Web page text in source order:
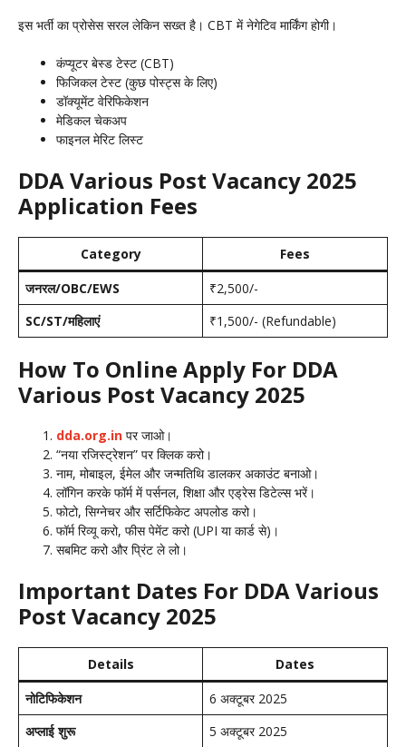
इस भर्ती का प्रोसेस सरल लेकिन सख्त है। CBT में नेगेटिव मार्किंग होगी।
कंप्यूटर बेस्ड टेस्ट (CBT)
फिजिकल टेस्ट (कुछ पोस्ट्स के लिए)
डॉक्यूमेंट वेरिफिकेशन
मेडिकल चेकअप
फाइनल मेरिट लिस्ट
DDA Various Post Vacancy 2025
Application Fees
Category
Fees
जनरल/OBC/EWS
₹2,500/-
SC/ST/महिलाएं
₹1,500/- (Refundable)
How To Online Apply For DDA
Various Post Vacancy 2025
dda.org.in पर जाओ।
“नया रजिस्ट्रेशन” पर क्लिक करो।
नाम, मोबाइल, ईमेल और जन्मतिथि डालकर अकाउंट बनाओ।
लॉगिन करके फॉर्म में पर्सनल, शिक्षा और एड्रेस डिटेल्स भरें।
फोटो, सिग्नेचर और सर्टिफिकेट अपलोड करो।
फॉर्म रिव्यू करो, फीस पेमेंट करो (UPI या कार्ड से)।
सबमिट करो और प्रिंट ले लो।
Important Dates For DDA Various
Post Vacancy 2025
Details
Dates
नोटिफिकेशन
6 अक्टूबर 2025
अप्लाई शुरू
5 अक्टूबर 2025